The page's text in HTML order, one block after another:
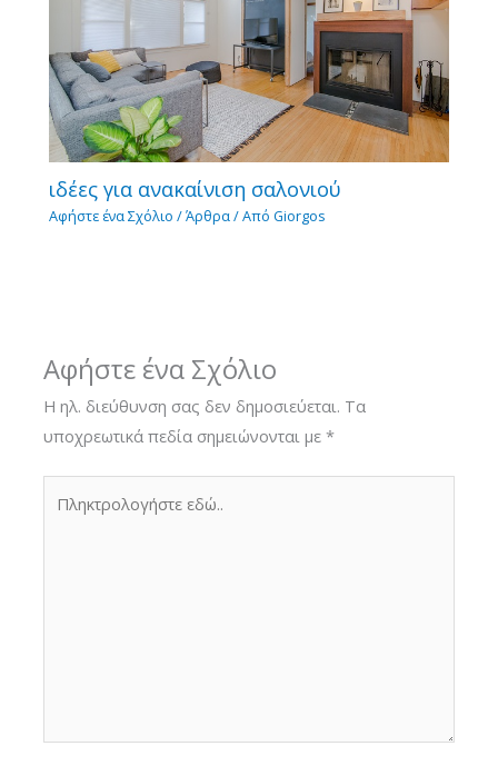
ιδέες για ανακαίνιση σαλονιού
Αφήστε ένα Σχόλιο /Άρθρα/ ΑπόGiorgos
Αφήστε ένα Σχόλιο
Η ηλ. διεύθυνση σας δεν δημοσιεύεται. Τα
υποχρεωτικά πεδία σημειώνονται με*